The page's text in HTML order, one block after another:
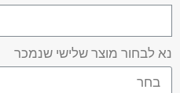
נא לבחור מוצר שלישי שנמכר